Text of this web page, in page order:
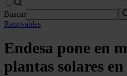
Buscar
Renovables
Endesa pone en
plantas solares